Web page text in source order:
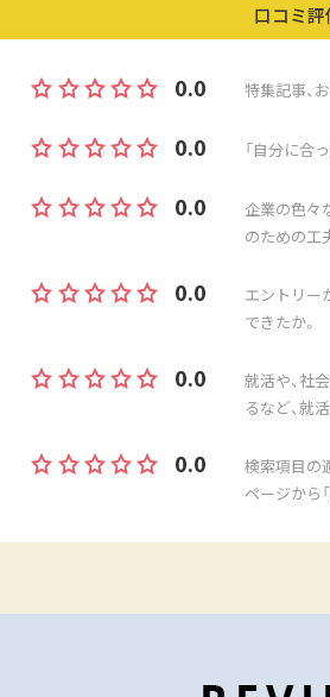
口コミ評
0.0 特集記事、
0.0 「自分に合
0.0
企業の色々
のための工
0.0
エントリー
できたか。
0.0
就活や、社
るなど、就
0.0
検索項目の
ページから